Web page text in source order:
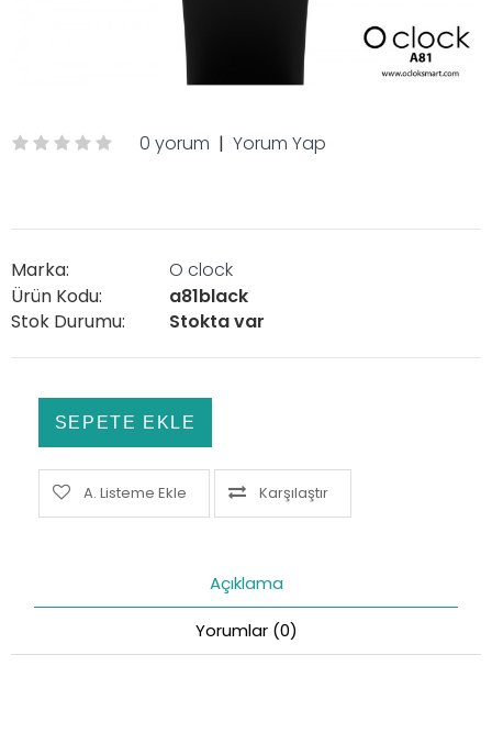
0 yorum | Yorum Yap
Marka:
O clock
Ürün Kodu:
a81black
Stok Durumu:
Stokta var
A. Listeme Ekle Karşılaştır
Açıklama
Yorumlar (0)